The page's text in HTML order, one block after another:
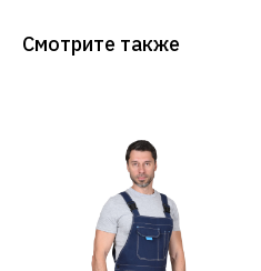
Смотрите также